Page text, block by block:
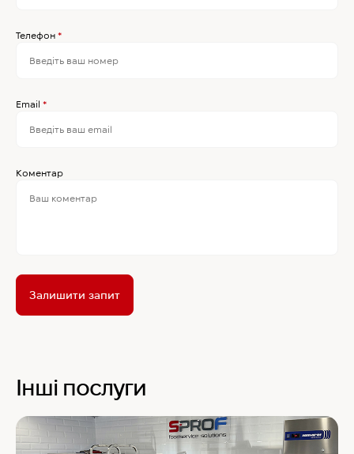
Телефон *
Email *
Коментар
Залишити запит
Інші послуги